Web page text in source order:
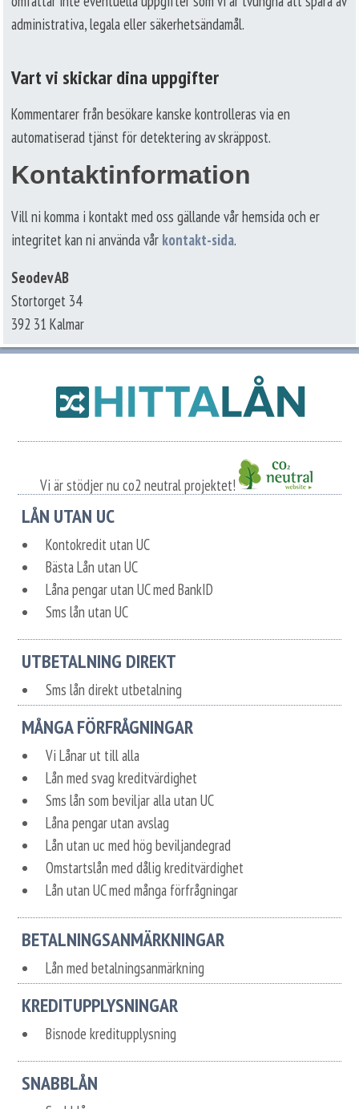
administrativa, legala eller säkerhetsändamål.
Vart vi skickar dina uppgifter
Kommentarer från besökare kanske kontrolleras via en
automatiserad tjänst för detektering av skräppost.
Kontaktinformation
Vill ni komma i kontakt med oss gällande vår hemsida och er
integritet kan ni använda vår kontakt-sida.
Seodev AB
Stortorget 34
392 31 Kalmar
Vi är stödjer nu co2 neutral projektet!
LÅN UTAN UC
Kontokredit utan UC
Bästa Lån utan UC
Låna pengar utan UC med BankID
Sms lån utan UC
UTBETALNING DIREKT
Sms lån direkt utbetalning
MÅNGA FÖRFRÅGNINGAR
Vi Lånar ut till alla
Lån med svag kreditvärdighet
Sms lån som beviljar alla utan UC
Låna pengar utan avslag
Lån utan uc med hög beviljandegrad
Omstartslån med dålig kreditvärdighet
Lån utan UC med många förfrågningar
BETALNINGSANMÄRKNINGAR
Lån med betalningsanmärkning
KREDITUPPLYSNINGAR
Bisnode kreditupplysning
SNABBLÅN